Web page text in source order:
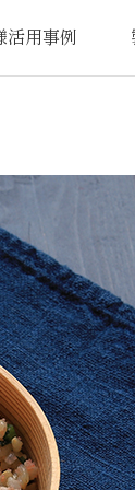
活用事例
アフタ
圧力鍋な